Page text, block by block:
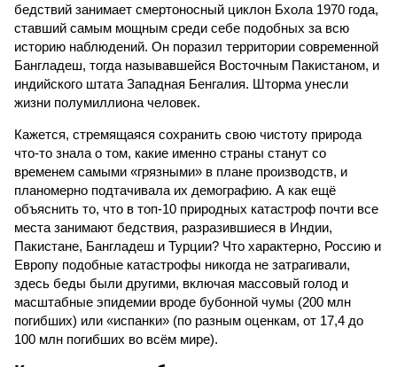
бедствий занимает смертоносный циклон Бхола 1970 года,
ставший самым мощным среди себе подобных за всю
историю наблюдений. Он поразил территории современной
Бангладеш, тогда называвшейся Восточным Пакистаном, и
индийского штата Западная Бенгалия. Шторма унесли
жизни полумиллиона человек.
Кажется, стремящаяся сохранить свою чистоту природа
что-то знала о том, какие именно страны станут со
временем самыми «грязными» в плане производств, и
планомерно подтачивала их демографию. А как ещё
объяснить то, что в топ-10 природных катастроф почти все
места занимают бедствия, разразившиеся в Индии,
Пакистане, Бангладеш и Турции? Что характерно, Россию и
Европу подобные катастрофы никогда не затрагивали,
здесь беды были другими, включая массовый голод и
масштабные эпидемии вроде бубонной чумы (200 млн
погибших) или «испанки» (по разным оценкам, от 17,4 до
100 млн погибших во всём мире).